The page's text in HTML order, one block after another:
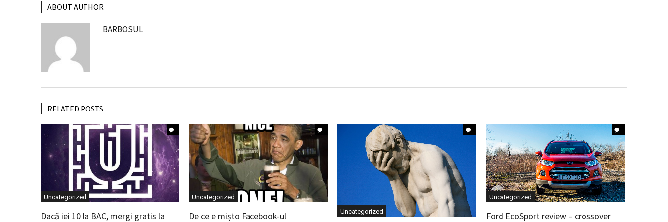
ABOUT AUTHOR
BARBOSUL
RELATED POSTS
Uncategorized
Dacă iei 10 la BAC, mergi gratis la
Uncategorized
De ce e mișto Facebook-ul Uncategorized
Uncategorized
Ford EcoSport review – crossover